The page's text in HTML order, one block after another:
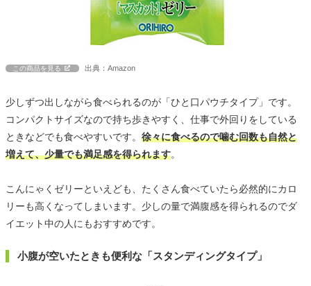
この商品を見る 出典：Amazon
少しずつ出しながら食べられるのが「ひと口パウチタイプ」です。
コンパクトサイズなので持ち歩きやすく、仕事で外回りをしている
ときなどでも食べやすいです。 徐々に食べるので噛む回数も自然と
増えて、少量でも満足感を得られます。
こんにゃくゼリーといえども、たくさん食べていたら必然的にカロ
リーも高くなってしまいます。少しの量で満腹感を得られるのでダ
イエット中の人にもおすすめです。
小腹が空いたときも便利な「スタンディングタイプ」